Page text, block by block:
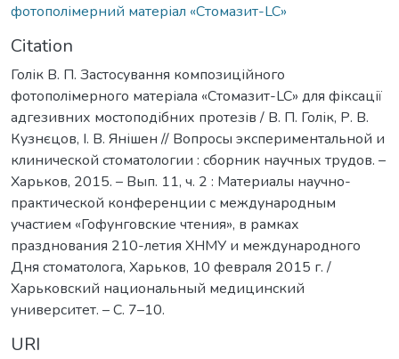
фотополімерний матеріал «Стомазит-LC»
Citation
Голік В. П. Застосування композиційного
фотополімерного матеріала «Стомазит-LC» для фіксації
адгезивних мостоподібних протезів / В. П. Голік, Р. В.
Кузнєцов, І. В. Янішен // Вопросы экспериментальной и
клинической стоматологии : сборник научных трудов. –
Харьков, 2015. – Вып. 11, ч. 2 : Материалы научно-
практической конференции с международным
участием «Гофунговские чтения», в рамках
празднования 210-летия ХНМУ и международного
Дня стоматолога, Харьков, 10 февраля 2015 г. /
Харьковский национальный медицинский
университет. – С. 7–10.
URI